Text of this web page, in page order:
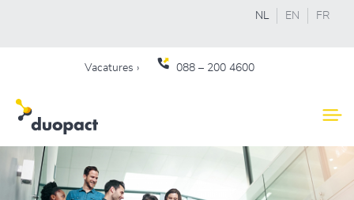
NL EN FR
Vacatures › 088 – 200 4600